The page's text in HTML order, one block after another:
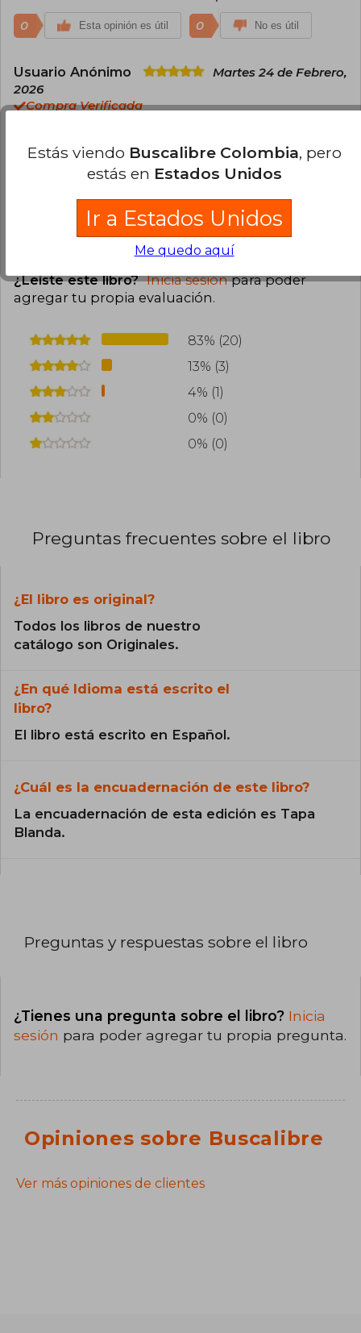
0 Esta opinión es útil 0 No es útil
Usuario Anónimo
Martes 24 de Febrero,
2026
Compra Verificada
súper lindo y tiene buen tamaño de letra, muy
cómodo para leer. Lo recomiendo.
Cargar más opiniones del libro
¿Leíste este libro? Inicia sesiónpara poder
agregar tu propia evaluación.
83% (20)
13% (3)
4% (1)
0% (0)
0% (0)
Preguntas frecuentes sobre el libro
¿El libro es original?
Todos los libros de nuestro
catálogo son Originales.
¿En qué Idioma está escrito el
libro?
El libro está escrito en Español.
¿Cuál es la encuadernación de este libro?
La encuadernación de esta edición es Tapa
Blanda.
Preguntas y respuestas sobre el libro
¿Tienes una pregunta sobre el libro? Inicia
sesión para poder agregar tu propia pregunta.
Opiniones sobre Buscalibre
Ver más opiniones de clientes
Estás viendo Buscalibre Colombia, pero
estás en Estados Unidos
Ir a Estados Unidos
Me quedo aquí